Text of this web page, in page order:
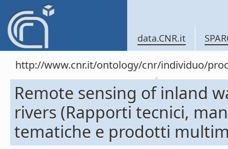
data.CNR.it
http://www.cnr.it/ontology/cnr/individuo/
Remote sensing of inland
rivers (Rapporti tecnici,
tematiche e prodotti